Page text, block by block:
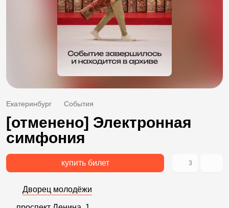
Екатеринбург События
[отменено] Электронная
симфония
купить билет 3
Дворец молодёжи